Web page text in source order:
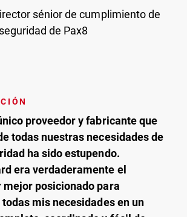
sénior de cumplimiento de
de Pax8
proveedor y fabricante que
todas nuestras necesidades de
ha sido estupendo.
era verdaderamente el
mejor posicionado para
mis necesidades en un